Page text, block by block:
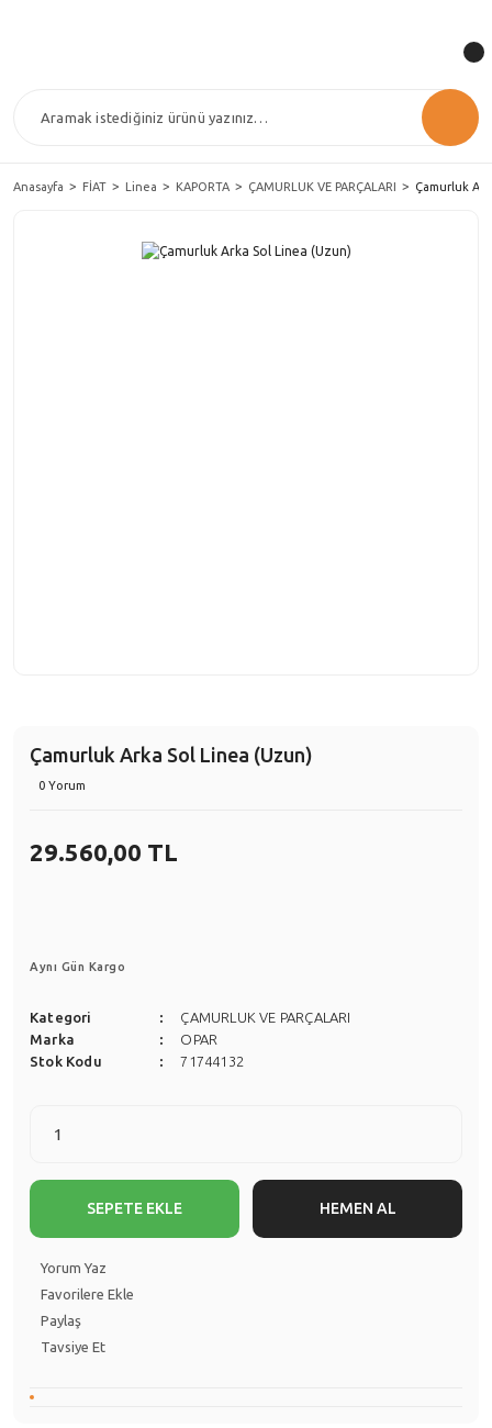
Anasayfa FİAT Linea KAPORTA ÇAMURLUK VE PARÇALARI Çamurluk
Çamurluk Arka Sol Linea (Uzun)
0 Yorum
29.560,00 TL
Aynı Gün Kargo
Kategori
ÇAMURLUK VE PARÇALARI
Marka
OPAR
Stok Kodu
71744132
SEPETE EKLE HEMEN AL
Yorum Yaz
Paylaş
Tavsiye Et